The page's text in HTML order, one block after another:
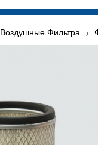
Воздушные Фильтра